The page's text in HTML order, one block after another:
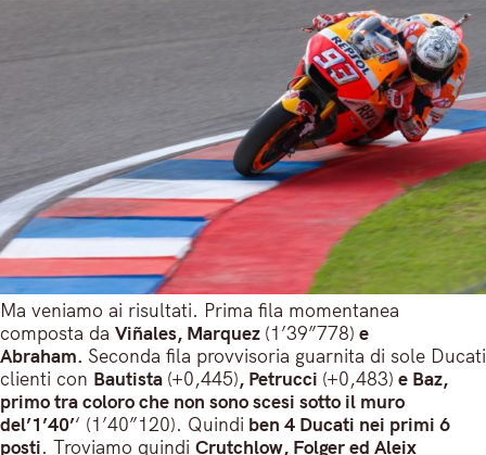
Ma veniamo ai risultati. Prima fila momentanea
composta da Viñales, Marquez (1’39”778) e
Abraham. Seconda fila provvisoria guarnita di sole Ducati
clienti con Bautista (+0,445), Petrucci (+0,483) e Baz,
primo tra coloro che non sono scesi sotto il muro
del’1’40’‘ (1’40”120). Quindi ben 4 Ducati nei primi 6
posti. Troviamo quindi Crutchlow, Folger ed Aleix